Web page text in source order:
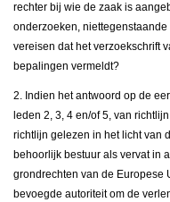
rechter bij wie de zaak is
onderzoeken,
vereisen dat het verzoekschrift
bepalingen vermeldt?
2. Indien het antwoord op de
leden 2, 3, 4 en/of 5, van
richtlijn gelezen in het licht van
behoorlijk bestuur als vervat in
grondrechten van de Europese
bevoegde autoriteit om de